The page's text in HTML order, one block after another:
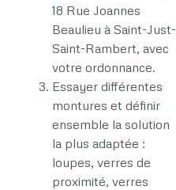
18 Rue Joannes
Beaulieu à Saint-Just-
Saint-Rambert, avec
votre ordonnance.
Essayer différentes
montures et définir
ensemble la solution
la plus adaptée :
loupes, verres de
proximité, verres